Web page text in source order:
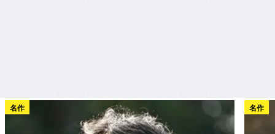
名作 名作